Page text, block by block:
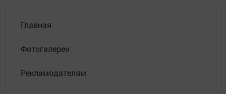
Главная
Фотогалереи
Рекламодателям